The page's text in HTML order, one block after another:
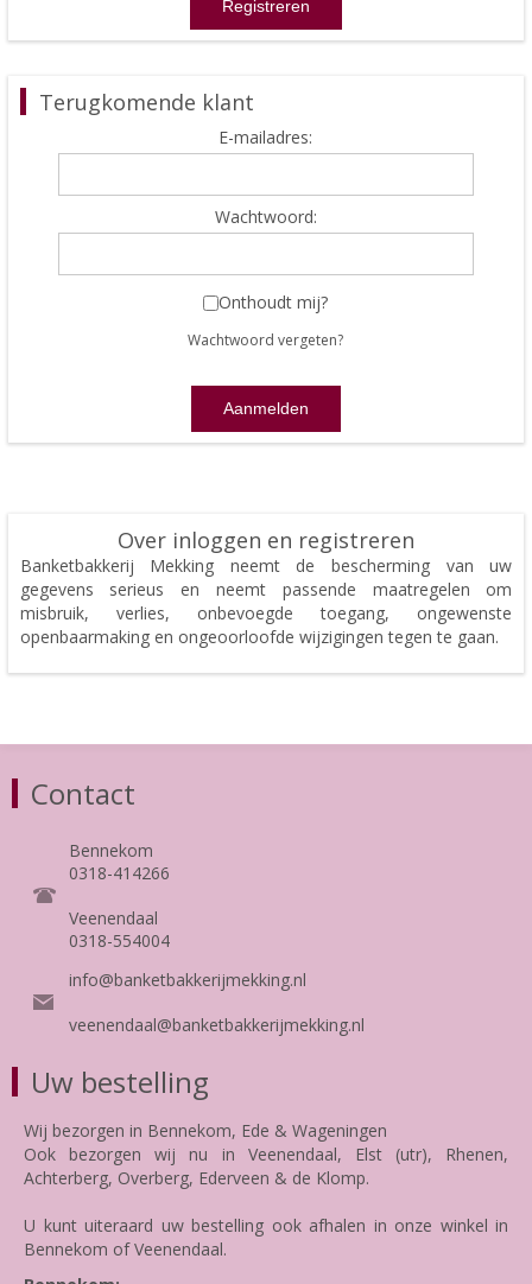
Terugkomende klant
E-mailadres:
Wachtwoord:
Onthoudt mij?
Wachtwoord vergeten?
Over inloggen en registreren
Banketbakkerij Mekking neemt de bescherming van uw
gegevens serieus en neemt passende maatregelen om
misbruik, verlies, onbevoegde toegang, ongewenste
openbaarmaking en ongeoorloofde wijzigingen tegen te gaan.
Contact
Bennekom
0318-414266
Veenendaal
0318-554004
info@banketbakkerijmekking.nl
veenendaal@banketbakkerijmekking.nl
Uw bestelling
Wij bezorgen in Bennekom, Ede & Wageningen
Ook bezorgen wij nu in Veenendaal, Elst (utr), Rhenen,
Achterberg, Overberg, Ederveen & de Klomp.
U kunt uiteraard uw bestelling ook afhalen in onze winkel in
Bennekom of Veenendaal.